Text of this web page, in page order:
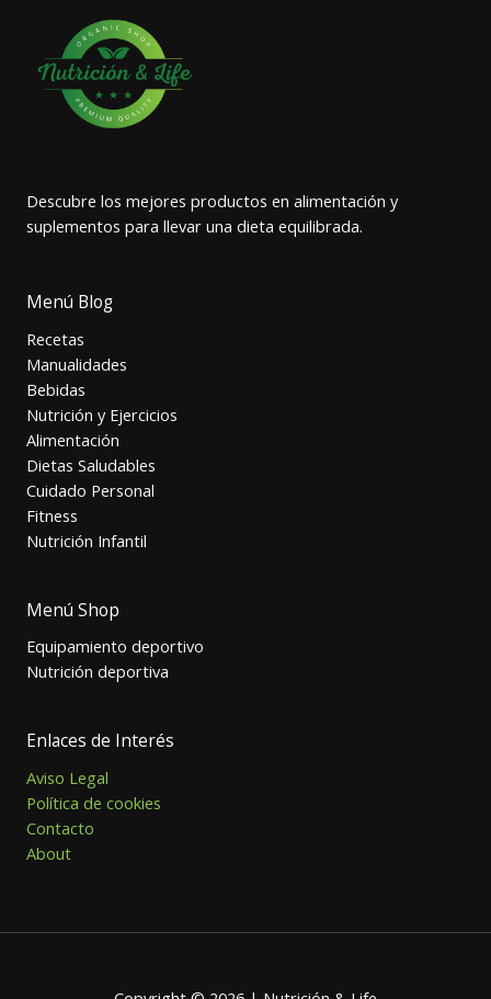
Descubre los mejores productos en alimentación y
suplementos para llevar una dieta equilibrada.
Menú Blog
Recetas
Manualidades
Bebidas
Nutrición y Ejercicios
Alimentación
Dietas Saludables
Cuidado Personal
Fitness
Nutrición Infantil
Menú Shop
Equipamiento deportivo
Nutrición deportiva
Enlaces de Interés
Aviso Legal
Política de cookies
Contacto
About